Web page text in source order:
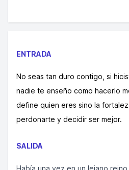
ENTRADA
No seas tan duro contigo, si
nadie te enseño como hacerlo
define quien eres sino la
perdonarte y decidir ser mejor.
SALIDA
Había una vez en un lejano